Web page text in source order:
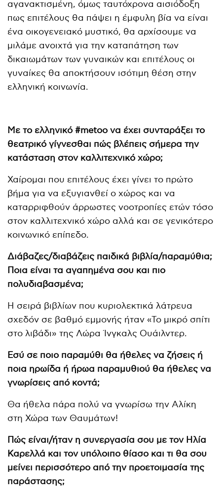
αγανακτισμένη, όμως ταυτόχρονα αισιόδοξη
πως επιτέλους θα πάψει η έμφυλη βία να είναι
ένα οικογενειακό μυστικό, θα αρχίσουμε να
μιλάμε ανοιχτά για την καταπάτηση των
δικαιωμάτων των γυναικών και επιτέλους οι
γυναίκες θα αποκτήσουν ισότιμη θέση στην
ελληνική κοινωνία.
Με το ελληνικό #metooνα έχει συνταράξει το
θεατρικό γίγνεσθαι πώς βλέπεις σήμερα την
κατάσταση στον καλλιτεχνικό χώρο;
Χαίρομαι που επιτέλους έχει γίνει το πρώτο
βήμα για να εξυγιανθεί ο χώρος και να
καταρριφθούν άρρωστες νοοτροπίες ετών τόσο
στον καλλιτεχνικό χώρο αλλά και σε γενικότερο
κοινωνικό επίπεδο.
Διάβαζες/διαβάζεις παιδικά βιβλία/παραμύθια;
Ποια είναι τα αγαπημένα σου και πιο
πολυδιαβασμένα;
Η σειρά βιβλίων που κυριολεκτικά λάτρευα
σχεδόν σε βαθμό εμμονής ήταν «Το μικρό σπίτι
στο λιβάδι» της Λώρα Ίνγκαλς Ουάιλντερ.
Εσύ σε ποιο παραμύθι θα ήθελες να ζήσεις ή
ποια ηρωίδα ή ήρωα παραμυθιού θα ήθελες να
γνωρίσεις από κοντά;
Θα ήθελα πάρα πολύ να γνωρίσω την Αλίκη
στη Χώρα των Θαυμάτων!
Πώς είναι/ήταν η συνεργασία σου με τον Ηλία
Καρελλά και τον υπόλοιπο θίασο και τι θα σου
μείνει περισσότερο από την προετοιμασία της
παράστασης;